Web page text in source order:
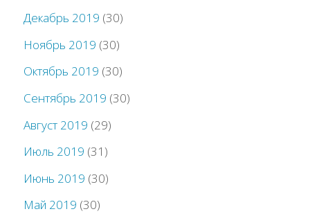
Декабрь 2019 (30)
Ноябрь 2019 (30)
Октябрь 2019 (30)
Сентябрь 2019 (30)
Август 2019 (29)
Июль 2019 (31)
Июнь 2019 (30)
Май 2019 (30)